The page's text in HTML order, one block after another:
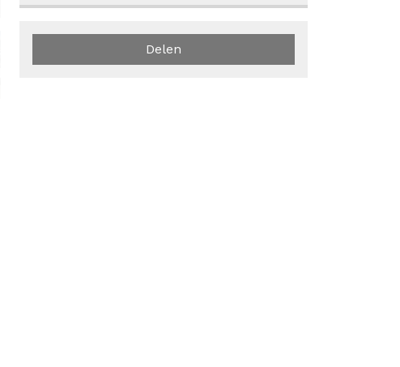
Delen